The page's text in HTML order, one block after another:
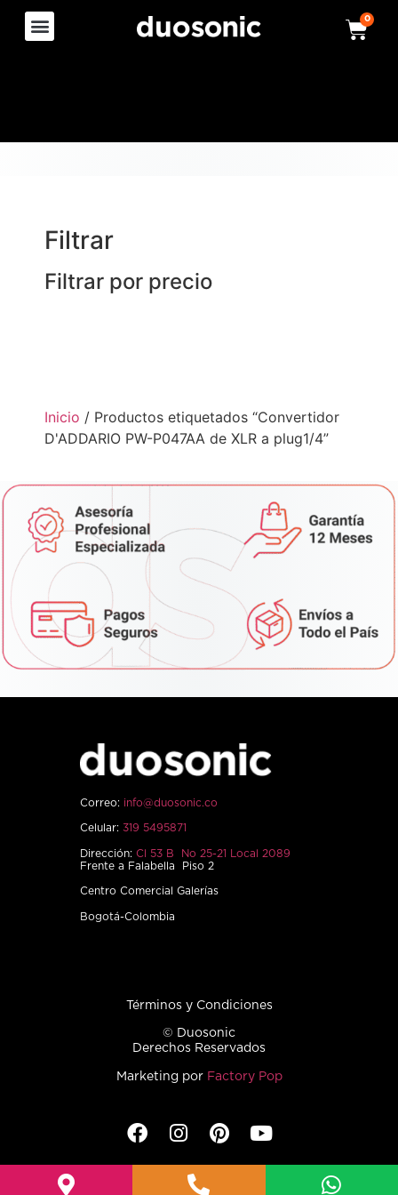
0
Filtrar
Filtrar por precio
Inicio / Productos etiquetados “Convertidor
D'ADDARIO PW-P047AA de XLR a plug1/4”
Correo: info@duosonic.co
Celular: 319 5495871
Dirección: Cl 53 B No 25-21 Local 2089
Frente a Falabella Piso 2
Centro Comercial Galerías
Bogotá-Colombia
Términos y Condiciones
© Duosonic
Derechos Reservados
Marketing por Factory Pop